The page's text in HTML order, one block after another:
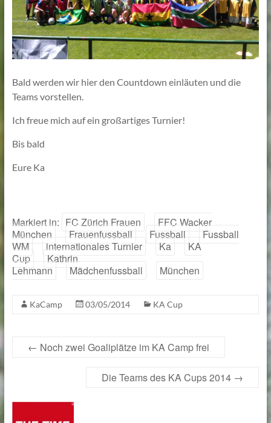
Bald werden wir hier den Countdown einläuten und die
Teams vorstellen.
Ich freue mich auf ein großartiges Turnier!
Bis bald
Eure Ka
Markiert in: FC Zürich Frauen
FFC Wacker
München
Frauenfussball Fussball
Fussball
WM
internationales Turnier Ka
KA
Cup
Kathrin
Lehmann
Mädchenfussball München
KaCamp 03/05/2014 KA Cup
← Noch zwei Goaliplätze im KA Camp frei
Die Teams des KA Cups 2014 →